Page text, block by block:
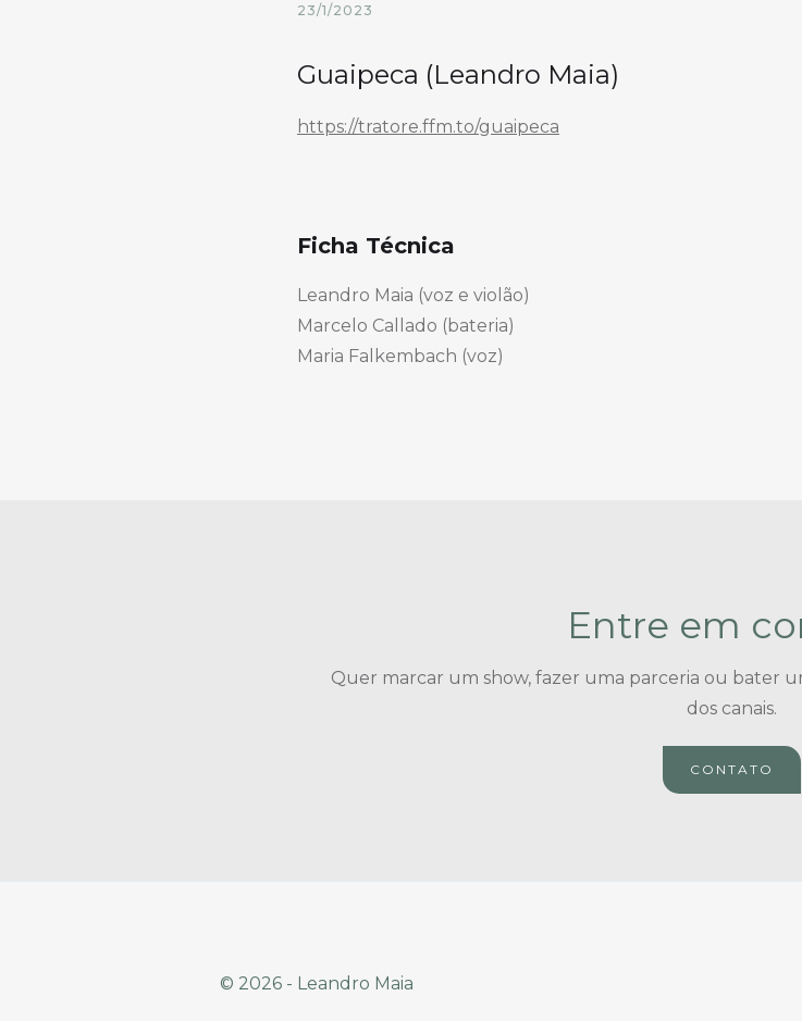
23/1/2023
Guaipeca (Leandro Maia)
https://tratore.ffm.to/guaipeca
Ficha Técnica
Leandro Maia (voz e violão)
Marcelo Callado (bateria)
Maria Falkembach (voz)
Entre em
Quer marcar um show, fazer uma parceria ou bater
dos canais.
CONTATO
© 2026 - Leandro Maia